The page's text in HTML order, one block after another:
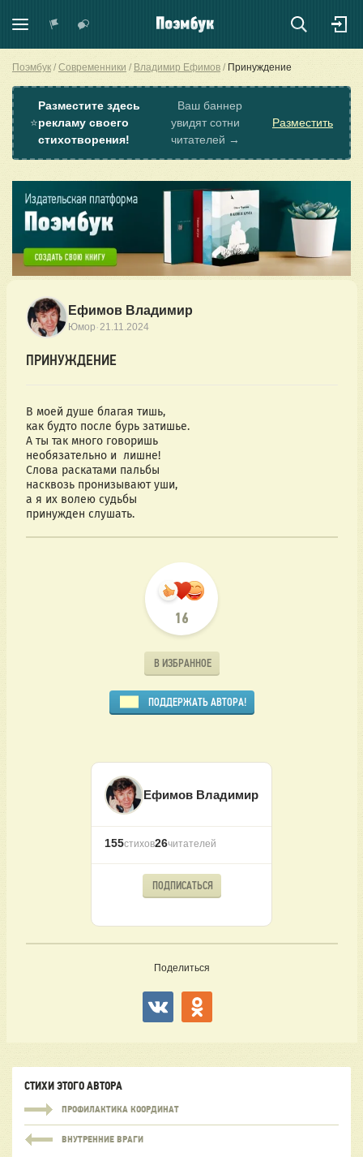
Поэмбук Современники Владимир Ефимов Принуждение
⭐
Разместите здесь
рекламу своего
стихотворения!
Ваш баннер
увидят сотни
читателей →
Разместить
Ефимов Владимир
Юмор ·21.11.2024
ПРИНУЖДЕНИЕ
В моей душе благая тишь,
как будто после бурь затишье.
А ты так много говоришь
необязательно и  лишне!
Слова раскатами пальбы
насквозь пронизывают уши,
а я их волею судьбы
принужден слушать.
16
В ИЗБРАННОЕ
ПОДДЕРЖАТЬ АВТОРА!
Ефимов Владимир
155стихов26читателей
ПОДПИСАТЬСЯ
Поделиться
СТИХИ ЭТОГО АВТОРА
ПРОФИЛАКТИКА КООРДИНАТ
ВНУТРЕННИЕ ВРАГИ